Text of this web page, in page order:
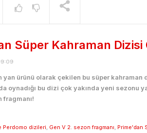
Süper Kahraman
yan ürünü olarak çekilen bu süper
oynadığı bu dizi çok yakında yeni sezonu
fragmanı!
Perdomo dizileri, Gen V 2. sezon fragmanı, Prime'dan